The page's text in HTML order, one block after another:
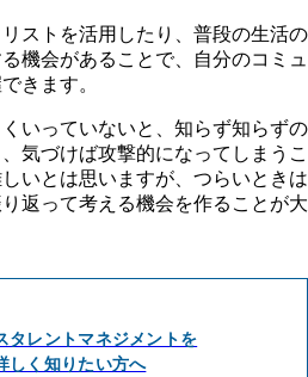
ストを活用したり、普段の生活の
機会があることで、自分のコミュ
きます。
いっていないと、知らず知らずの
気づけば攻撃的になってしまうこ
いとは思いますが、つらいときは
返って考える機会を作ることが大
タレントマネジメントを
しく知りたい方へ